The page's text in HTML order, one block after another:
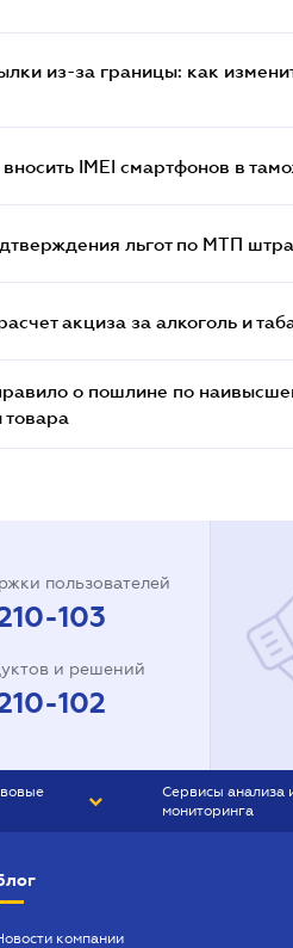
из-за границы: как
IMEI смартфонов в
льгот по МТП
акциза за алкоголь и
о пошлине по
пользователей
103
и решений
102
Сервисы анализа
мониторинга
компании